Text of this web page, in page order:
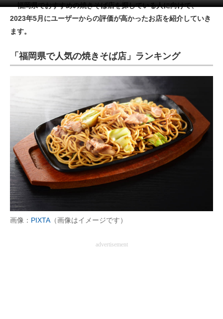
メディア
注目記事を集めた総合ページ
スマホと通信の最新トレンド
好きが集まる 比べて選べる
ビジネスと働き方のヒント
AI活用のいまが分かる
企業ITのトレンドを詳説
経営リーダーのコミュニティ
福岡県でおすすめの焼きそば店を探している人に向けて、
2023年5月にユーザーからの評価が高かったお店を紹介していき
ます。
「福岡県で人気の焼きそば店」ランキング
画像： PIXTA（画像はイメージです）
advertisement